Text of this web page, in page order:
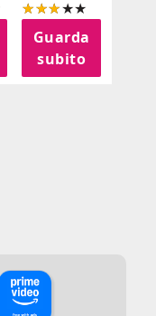
Guarda
subito